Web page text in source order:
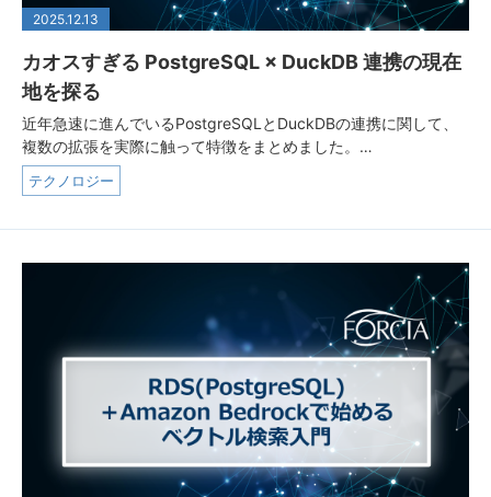
2025.12.13
カオスすぎる PostgreSQL × DuckDB 連携の現在
地を探る
近年急速に進んでいるPostgreSQLとDuckDBの連携に関して、
複数の拡張を実際に触って特徴をまとめました。…
テクノロジー